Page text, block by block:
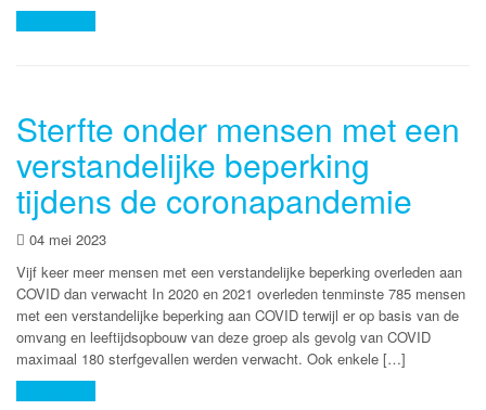
Sterfte onder mensen met een
verstandelijke beperking
tijdens de coronapandemie
04 mei 2023
Vijf keer meer mensen met een verstandelijke beperking overleden aan
COVID dan verwacht In 2020 en 2021 overleden tenminste 785 mensen
met een verstandelijke beperking aan COVID terwijl er op basis van de
omvang en leeftijdsopbouw van deze groep als gevolg van COVID
maximaal 180 sterfgevallen werden verwacht. Ook enkele […]